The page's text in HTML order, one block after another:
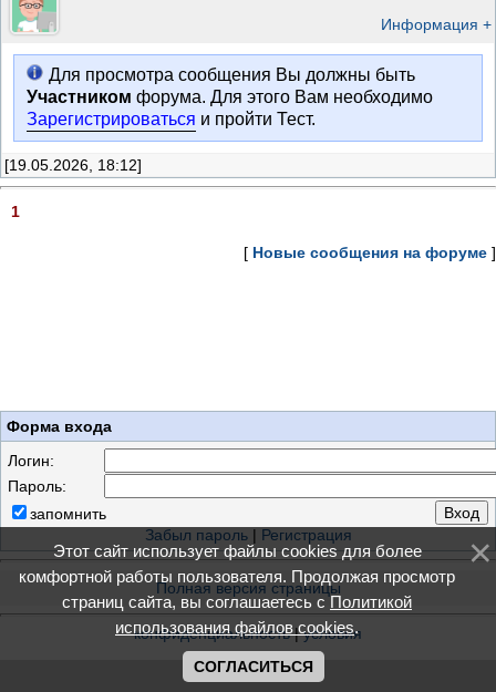
Информация +
Для просмотра сообщения Вы должны быть
Участником форума. Для этого Вам необходимо
Зарегистрироваться и пройти Тест.
[19.05.2026, 18:12]
1
[ Новые сообщения на форуме ]
Форма входа
Логин:
Пароль:
запомнить
Забыл пароль| Регистрация
Полная версия страницы
конфиденциальность|условия
Этот сайт использует файлы cookies для более
комфортной работы пользователя. Продолжая просмотр
страниц сайта, вы соглашаетесь сПолитикой
использования файлов cookies.
СОГЛАСИТЬСЯ